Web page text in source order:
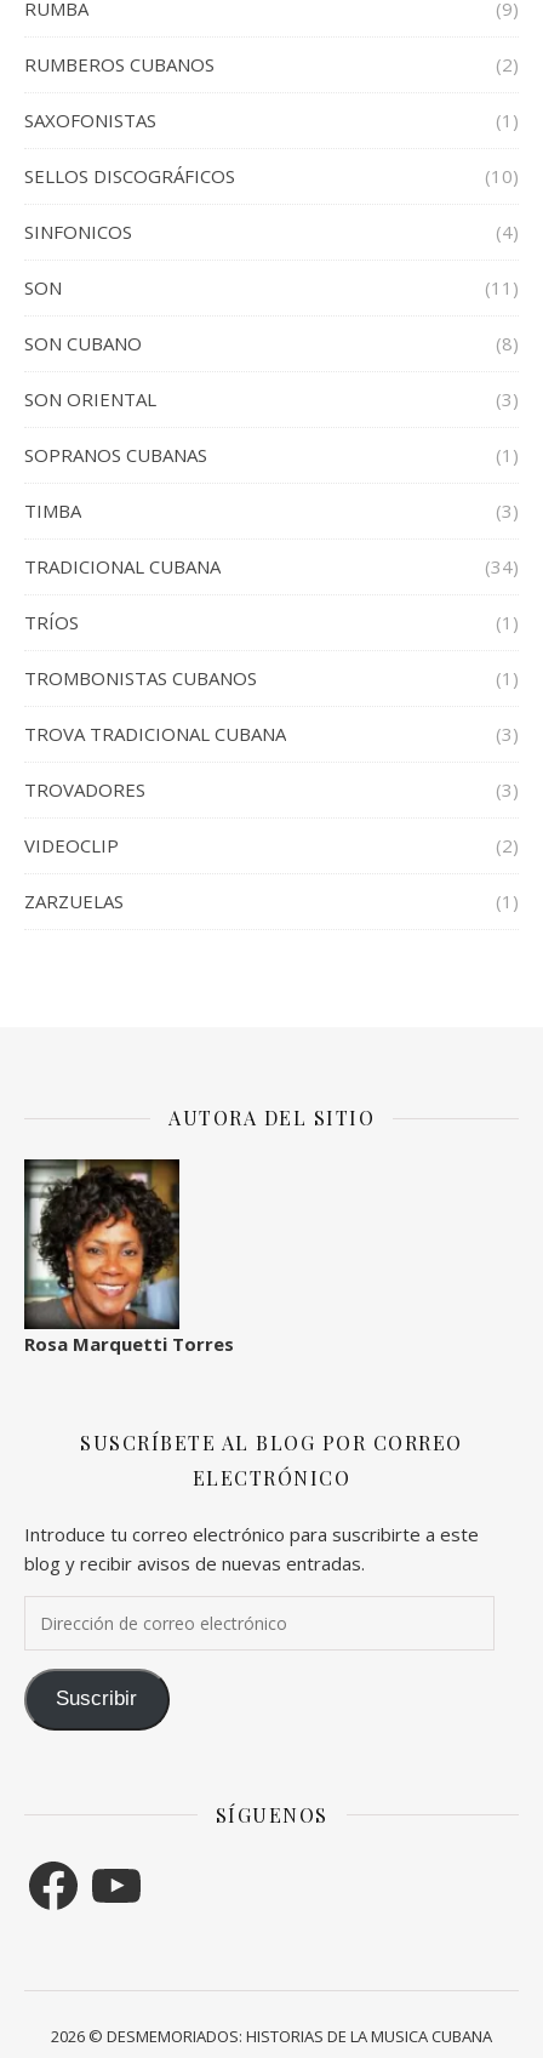
RUMBA (9)
RUMBEROS CUBANOS (2)
SAXOFONISTAS (1)
SELLOS DISCOGRÁFICOS (10)
SINFONICOS (4)
SON (11)
SON CUBANO (8)
SON ORIENTAL (3)
SOPRANOS CUBANAS (1)
TIMBA (3)
TRADICIONAL CUBANA (34)
TRÍOS (1)
TROMBONISTAS CUBANOS (1)
TROVA TRADICIONAL CUBANA (3)
TROVADORES (3)
VIDEOCLIP (2)
ZARZUELAS (1)
AUTORA DEL SITIO
Rosa Marquetti Torres
SUSCRÍBETE AL BLOG POR CORREO
ELECTRÓNICO
Introduce tu correo electrónico para suscribirte a este
blog y recibir avisos de nuevas entradas.
Suscribir
SÍGUENOS
Facebook
2026 © DESMEMORIADOS: HISTORIAS DE LA MUSICA CUBANA